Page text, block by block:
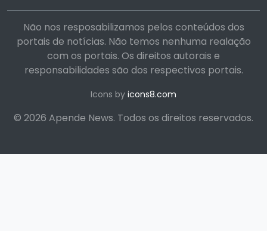
Não nos resposabilizamos pelos conteúdos dos
portais de notícias. Não temos nenhuma realação
com os portais. Os direitos autorais e
responsabilidades são dos respectivos portais.
Icons by icons8.com
© 2026 Apende News. Todos os direitos reservados.